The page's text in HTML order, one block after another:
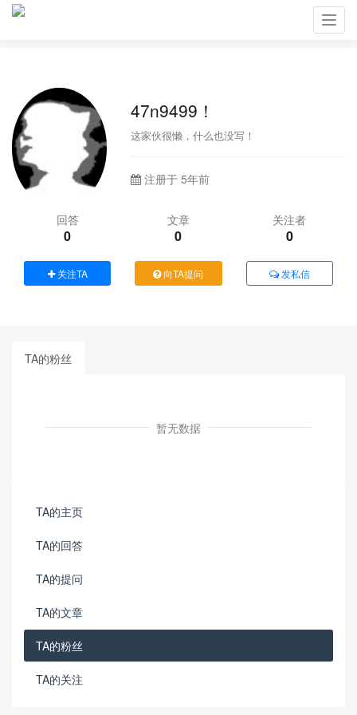
47n9499！
这家伙很懒，什么也没写！
注册于 5年前
回答
0
文章
0
关注者
0
关注TA 向TA提问 发私信
TA的粉丝
暂无数据
TA的主页
TA的回答
TA的提问
TA的文章
TA的粉丝
TA的关注